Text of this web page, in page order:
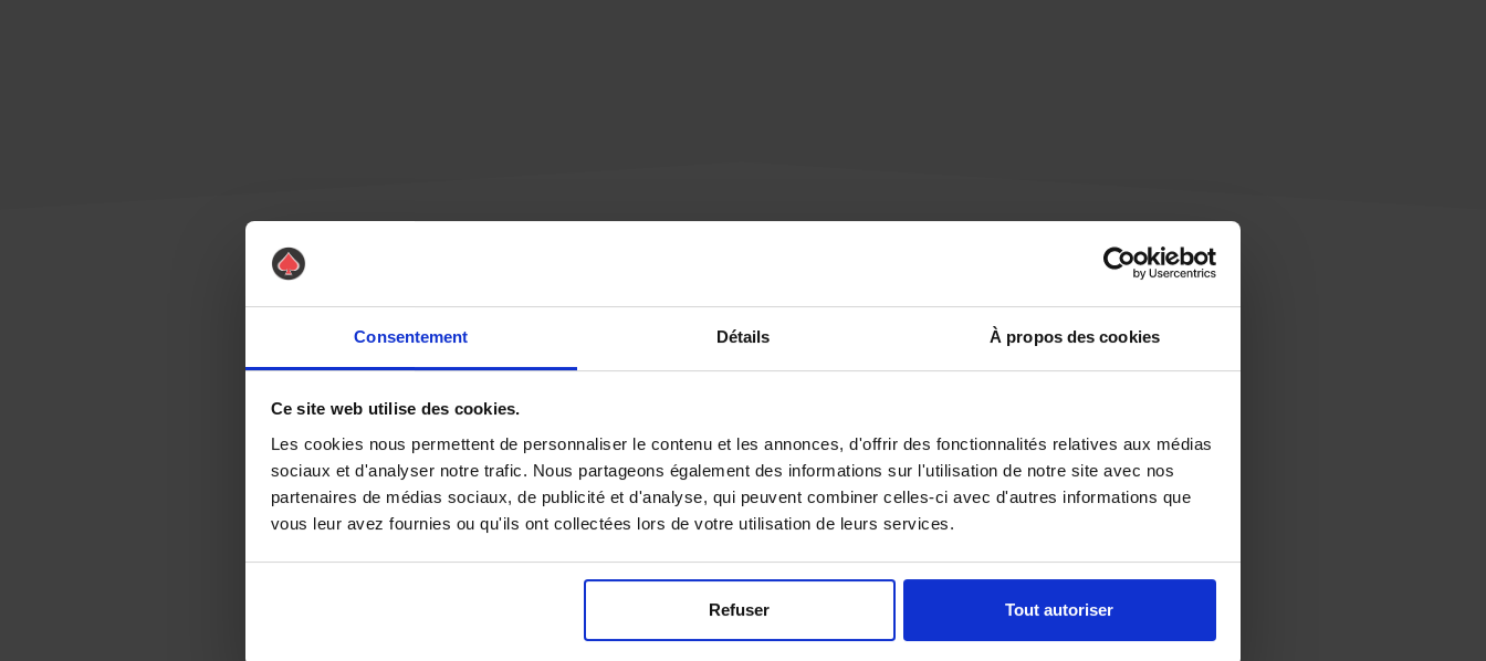
Consentement Détails À propos des cookies
Ce site web utilise des cookies.
Les cookies nous permettent de personnaliser le contenu et les annonces, d'offrir des fonctionnalités relatives aux médias
sociaux et d'analyser notre trafic. Nous partageons également des informations sur l'utilisation de notre site avec nos
partenaires de médias sociaux, de publicité et d'analyse, qui peuvent combiner celles-ci avec d'autres informations que
vous leur avez fournies ou qu'ils ont collectées lors de votre utilisation de leurs services.
Refuser Tout autoriser
Une urgence ?
Vous souhaitez être